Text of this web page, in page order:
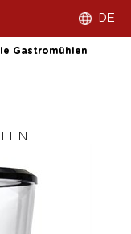
DE
Gastromühlen